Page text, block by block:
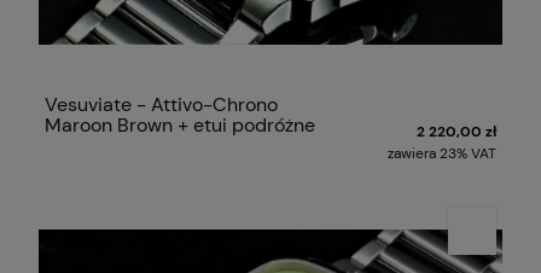
Vesuviate - Attivo-Chrono
Maroon Brown + etui podróżne
2 220,00 zł
zawiera 23% VAT